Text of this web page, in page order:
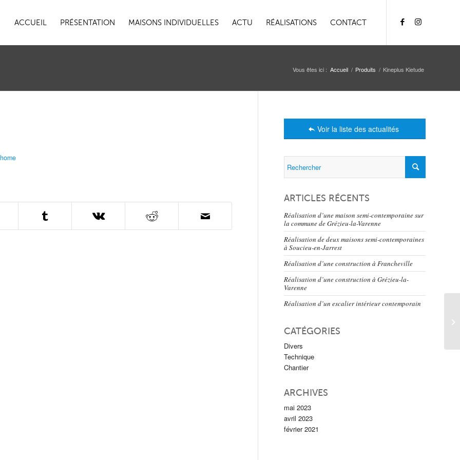
ACCUEIL PRÉSENTATION MAISONS INDIVIDUELLES ACTU RÉALISATIONS CONTACT
Vous êtes ici : Accueil / Produits / Kineplus Kietude
Voir la liste des actualités
ARTICLES RÉCENTS
Réalisation d’une maison semi-contemporaine sur
la commune de Grézieu-la-Varenne
Réalisation de deux maisons semi-contemporaines
à Soucieu-en-Jarrest
Réalisation d’une construction à Francheville
Réalisation d’une construction à Grézieu-la-
Varenne
Réalisation d’un escalier intérieur contemporain
CATÉGORIES
Divers
Technique
Chantier
ARCHIVES
mai 2023
avril 2023
février 2021